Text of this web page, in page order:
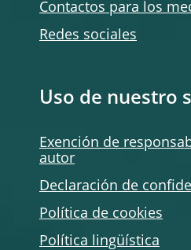
Contactos para los
Redes sociales
Uso de nuestro
Exención de
autor
Declaración de
Política de cookies
Política lingüística